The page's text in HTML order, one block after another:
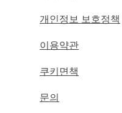
개인정보 보호정책
이용약관
쿠키면책
문의